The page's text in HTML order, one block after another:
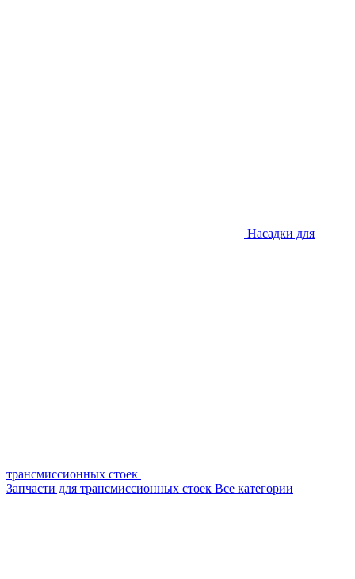
Насадки для
трансмиссионных стоек
Запчасти для трансмиссионных стоек Все категории